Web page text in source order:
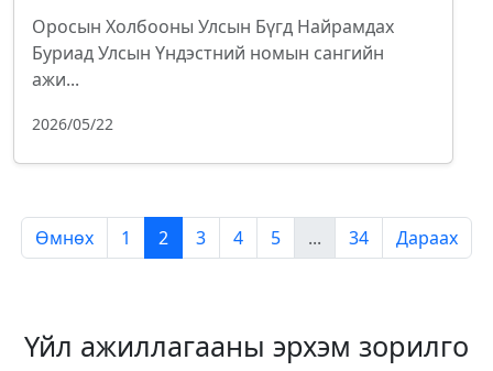
Оросын Холбооны Улсын Бүгд Найрамдах
Буриад Улсын Үндэстний номын сангийн
ажи...
2026/05/22
Өмнөх 1 2 3 4 5 ... 34 Дараах
Үйл ажиллагааны эрхэм зорилго